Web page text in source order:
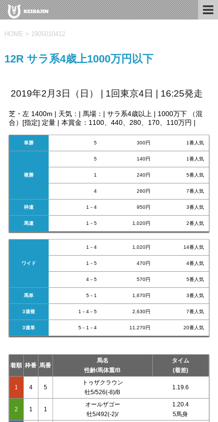
HOME > 1905010412
12R サラ系4歳上1000万円以下
2019年2月3日（日） | 1回東京4日 | 16:25発走
芝・左 1400m | 天気：| 馬場：| サラ系4歳以上 | 1000万下 （混
合）[指定] 定量 | 本賞金：1100、440、280、170、110万円 |
単勝 5 300円 1番人気
複勝
5 140円 1番人気
1 240円 5番人気
4 260円 7番人気
枠連 1－4 950円 3番人気
馬連 1－5 1,020円 2番人気
ワイド
1－4 1,020円 14番人気
1－5 470円 4番人気
4－5 570円 5番人気
馬単 5－1 1,670円 3番人気
3連複 1－4－5 2,630円 7番人気
3連単 5－1－4 11,270円 20番人気
着順 枠番 馬番
馬名
性齢/馬体重/B
タイム
(着差)
1 4 5
トゥザクラウン
牡5/526(-8)/B
1.19.6
2 1 1
オールザゴー
牡5/492(-2)/
1.20.4
5馬身